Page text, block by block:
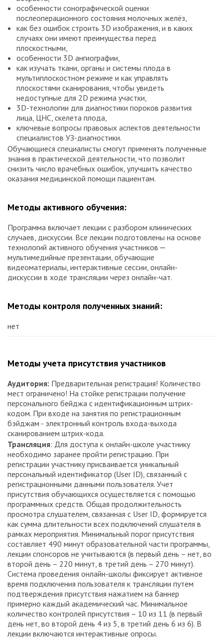
особенности сонографической оценки
послеоперационного состояния молочных желёз,
как без ошибок строить 3D изображения, и в каких
случаях они имеют преимущества перед
плоскостными,
особенности 3D ангиографии,
как изучать ткани, органы и системы плода в
мультиплоскостном режиме и как управлять
плоскостями сканирования, чтобы увидеть
недоступные для 2D режима участки,
3D-технологии для диагностики пороков развития
лица, ЦНС, скелета плода,
ключевые вопросы правовых аспектов деятельности
специалистов УЗ-диагностики.
Обучающиеся специалисты смогут применять полученные
знания в практической деятельности, что позволит
снизить число врачебных ошибок, улучшить качество
оказания медицинской помощи пациентам.
Методы активного обучения:
Программа включает лекции с разбором клинических
случаев, дискуссии. Все лекции подготовлены на основе
технологий активного обучения участников ⎼
мультимедийные презентации, обучающие
видеоматериалы, интерактивные сессии, онлайн-
дискуссии в ходе трансляции через онлайн-чат.
Методы контроля полученных знаний:
нет
Методы учета присутствия участников
Аудитория: Предварительная регистрация! Количество
мест ограничено! На стойке регистрации получение
персонального бейджа с идентификационным штрих-
кодом. При входе на занятия по регистрационным
бэйджам - электронный контроль входа-выхода
сканированием штрих-кода.
Трансляция: Для доступа к онлайн-школе участнику
необходимо заранее пройти регистрацию. При
регистрации участнику присваивается уникальный
персональный идентификатор (User ID), связанный с
регистрационными данными пользователя. Учет
присутствия обучающихся осуществляется с помощью
программных средств. Общая продолжительность
просмотра слушателем, связанная с User ID, формируется
как сумма длительности всех подключений слушателя в
рамках мероприятия. Минимальный порог присутствия
составляет 490 минут образовательной части программы,
лекции спонсоров не учитываются (в первый день – нет, во
второй день – 220 минут, в третий день – 270 минут).
Система проведения онлайн-школы фиксирует активное
время подключения пользователя к трансляции путем
подтверждения присутствия нажатием на баннер
примерно каждый академический час. Минимальное
количество контролей присутствия – 10 из 11 (в первый
день нет, во второй день 4 из 5, в третий день 6 из 6). В
лекции включаются интерактивные опросы.